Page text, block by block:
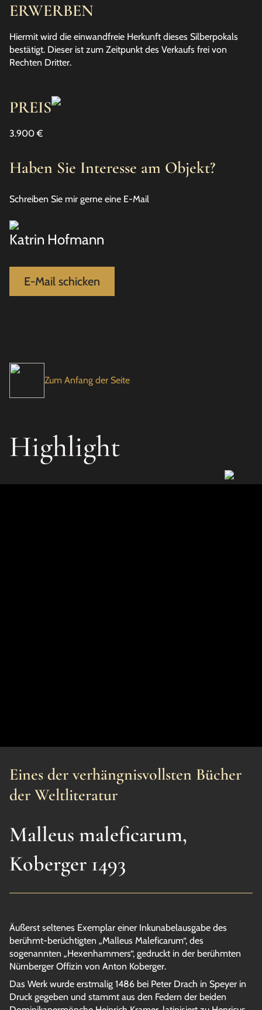
ERWERBEN
Hiermit wird die einwandfreie Herkunft dieses Silberpokals
bestätigt. Dieser ist zum Zeitpunkt des Verkaufs frei von
Rechten Dritter.
PREIS
3.900 €
Haben Sie Interesse am Objekt?
Schreiben Sie mir gerne eine E-Mail
Katrin Hofmann
E-Mail schicken
Zum Anfang der Seite
Highlight
Eines der verhängnisvollsten Bücher
der Weltliteratur
Malleus maleficarum,
Koberger 1493
Äußerst seltenes Exemplar einer Inkunabelausgabe des
berühmt-berüchtigten „Malleus Maleficarum“, des
sogenannten „Hexenhammers“, gedruckt in der berühmten
Nürnberger Offizin von Anton Koberger.
Das Werk wurde erstmalig 1486 bei Peter Drach in Speyer in
Druck gegeben und stammt aus den Federn der beiden